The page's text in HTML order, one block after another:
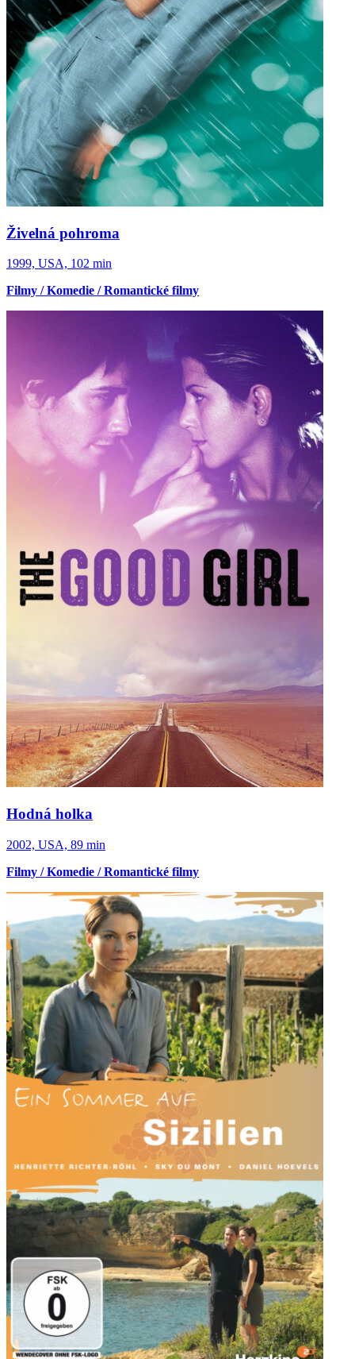
Živelná pohroma
1999, USA, 102 min
Filmy / Komedie / Romantické filmy
Hodná holka
2002, USA, 89 min
Filmy / Komedie / Romantické filmy